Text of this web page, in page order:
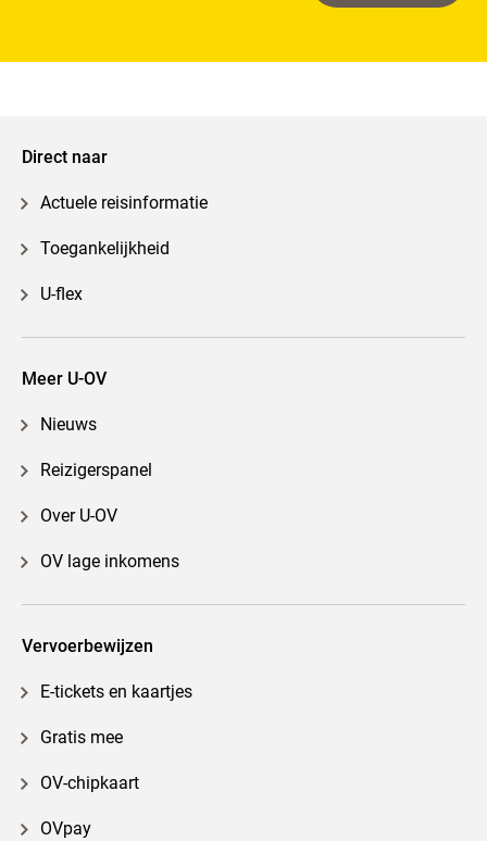
Direct naar
Actuele reisinformatie
Toegankelijkheid
U-flex
Meer U-OV
Nieuws
Reizigerspanel
Over U-OV
OV lage inkomens
Vervoerbewijzen
E-tickets en kaartjes
Gratis mee
OV-chipkaart
OVpay